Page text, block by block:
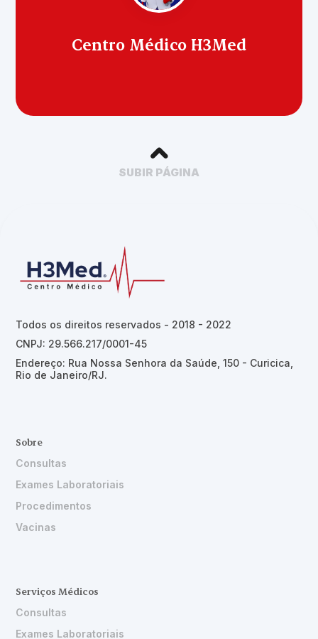
Centro Médico H3Med
SUBIR PÁGINA
Todos os direitos reservados - 2018 - 2022
CNPJ: 29.566.217/0001-45
Endereço: Rua Nossa Senhora da Saúde, 150 - Curicica,
Rio de Janeiro/RJ.
Sobre
Consultas
Exames Laboratoriais
Procedimentos
Vacinas
Serviços Médicos
Consultas
Exames Laboratoriais